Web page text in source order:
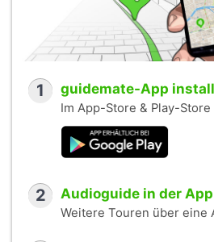
1 guidemate-App
Im App-Store & Play-
2 Audioguide in der
Weitere Touren über eine